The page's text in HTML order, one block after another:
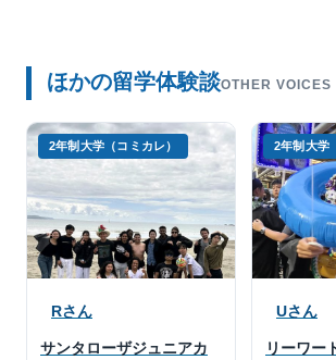
ほかの留学体験談OTHER VOICES
2年制大学（コミカレ）
Rさん
サンタローザジュニアカ
2年制大学
Uさん
リーワー